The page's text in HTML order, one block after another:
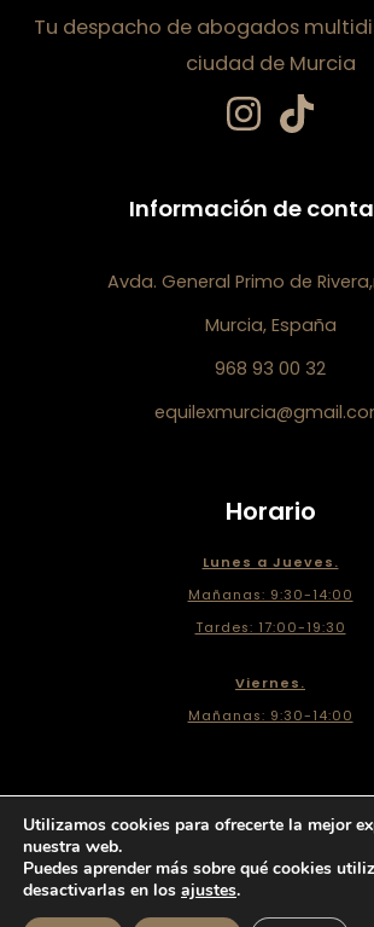
Tu despacho de abogados
ciudad de Murcia
Información de
Avda. General Primo de
Murcia, España
968 93 00 32
Horario
Lunes a Jueves.
Mañanas: 9:30-14:00
Tardes: 17:00-19:30
Viernes.
Mañanas: 9:30-14:00
Copyright © 2026 Equi&Lex Benavente Abogados | Creado
Aviso legal
Politica de privacidad
Utilizamos cookies para ofrecerte la mejor
nuestra web.
Puedes aprender más sobre qué cookies
desactivarlas en los ajustes.